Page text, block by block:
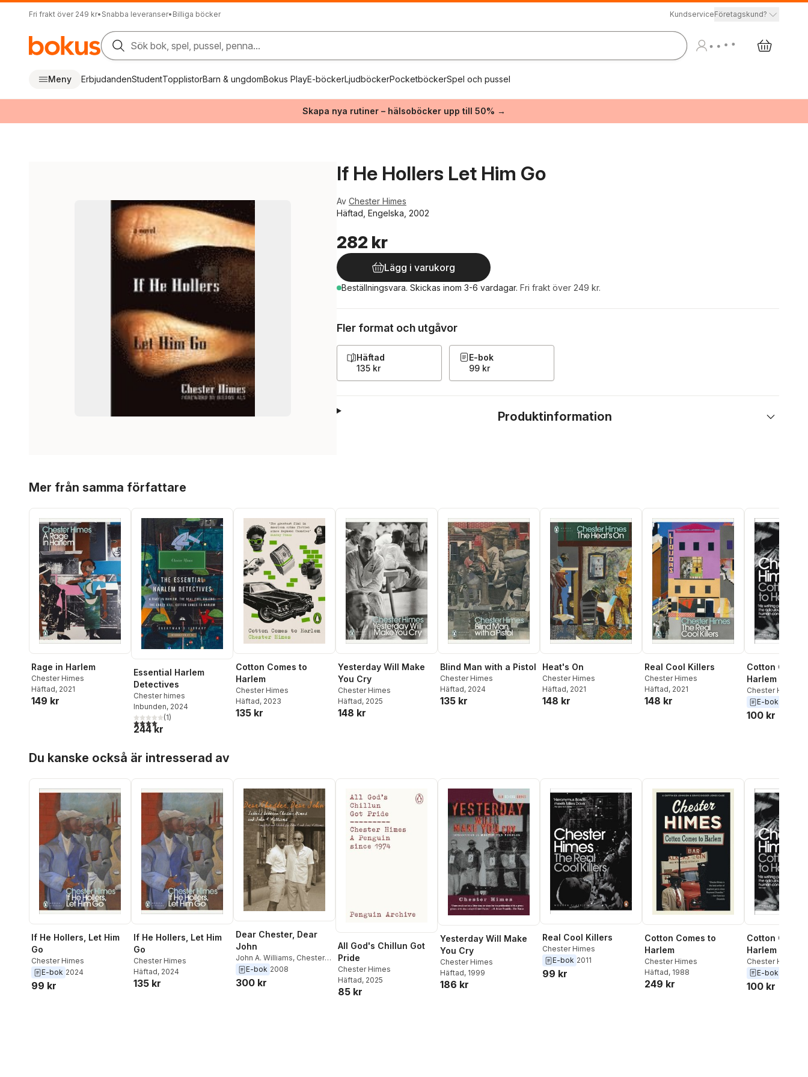
Fri frakt över 249 kr• Snabba leveranser• Billiga böcker KundserviceFöretagskund?
Sök bok, spel, pussel, penna...
Meny ErbjudandenStudentTopplistorBarn & ungdomBokus PlayE-böckerLjudböckerPocketböckerSpel och pussel
Skapa nya rutiner – hälsoböcker upp till 50% →
If He Hollers Let Him Go
Av Chester Himes
Häftad, Engelska, 2002
282 kr
Lägg i varukorg
Beställningsvara. Skickas inom 3-6 vardagar. Fri frakt över 249 kr.
Fler format och utgåvor
Häftad
135 kr
E-bok
99 kr
Produktinformation
Mer från samma författare
Rage in Harlem
Chester Himes
Häftad, 2021
149 kr
Essential Harlem
Detectives
Chester himes
Inbunden, 2024
4,0utav 5 stjärnor. Totalt antal röster:
(1)
244 kr
Cotton Comes to
Harlem
Chester Himes
Häftad, 2023
135 kr
Yesterday Will Make
You Cry
Chester Himes
Häftad, 2025
148 kr
Blind Man with a Pistol
Chester Himes
Häftad, 2024
135 kr
Heat's On
Chester Himes
Häftad, 2021
148 kr
Real Cool Killers
Chester Himes
Häftad, 2021
148 kr
Cotton
Harlem
Chester Himes
E-bok
100 kr
Du kanske också är intresserad av
If He Hollers, Let Him
Go
Chester Himes
E-bok 2024
99 kr
If He Hollers, Let Him
Go
Chester Himes
Häftad, 2024
135 kr
Dear Chester, Dear
John
John A. Williams, Chester
Himes,Lori Williams
E-bok 2008
300 kr
All God's Chillun Got
Pride
Chester Himes
Häftad, 2025
85 kr
Yesterday Will Make
You Cry
Chester Himes
Häftad, 1999
186 kr
Real Cool Killers
Chester Himes
E-bok 2011
99 kr
Cotton Comes to
Harlem
Chester Himes
Häftad, 1988
249 kr
Cotton
Harlem
Chester Himes
E-bok
100 kr